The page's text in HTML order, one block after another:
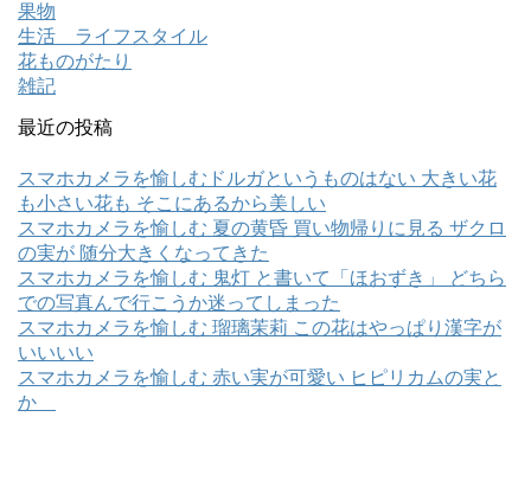
果物
生活 ライフスタイル
花ものがたり
雑記
最近の投稿
スマホカメラを愉しむドルガというものはない 大きい花
も小さい花も そこにあるから美しい
スマホカメラを愉しむ 夏の黄昏 買い物帰りに見る ザクロ
の実が 随分大きくなってきた
スマホカメラを愉しむ 鬼灯 と書いて「ほおずき」 どちら
での写真んで行こうか迷ってしまった
スマホカメラを愉しむ 瑠璃茉莉 この花はやっぱり漢字が
いいいい
スマホカメラを愉しむ 赤い実が可愛い ヒピリカムの実と
か